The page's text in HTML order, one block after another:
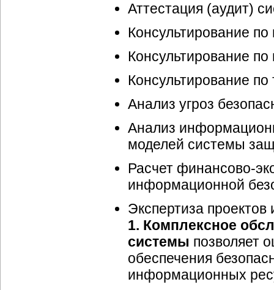
Аттестация (аудит)
Консультирование
Консультирование
Консультирование
Анализ угроз
Анализ
моделей системы
Расчет финансово-
информационной
Экспертиза
1. Комплексное
системы позволяет
обеспечения
информационных